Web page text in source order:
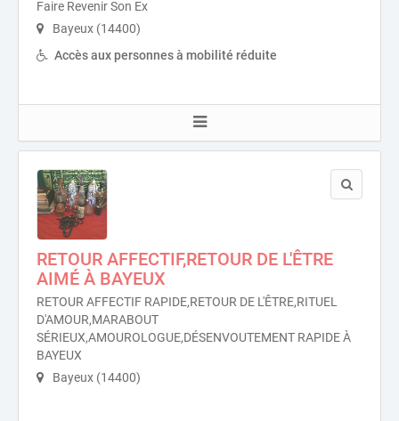
Faire Revenir Son Ex
Bayeux (14400)
Accès aux personnes à mobilité réduite
RETOUR AFFECTIF,RETOUR DE L'ÊTRE
AIMÉ À BAYEUX
RETOUR AFFECTIF RAPIDE,RETOUR DE L'ÊTRE,RITUEL
D'AMOUR,MARABOUT
SÉRIEUX,AMOUROLOGUE,DÉSENVOUTEMENT RAPIDE À
BAYEUX
Bayeux (14400)